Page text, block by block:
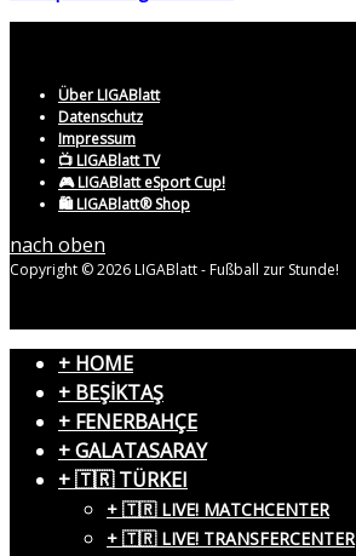
Über LIGABlatt
Datenschutz
Impressum
📺 LIGABlatt TV
🎮 LIGABlatt eSport Cup!
🛍️ LIGABlatt® Shop
nach oben
Copyright © 2026 LIGABlatt - Fußball zur Stunde!
+ HOME
+ BEŞİKTAŞ
+ FENERBAHÇE
+ GALATASARAY
+ 🇹🇷 TÜRKEI
+ 🇹🇷 LIVE! MATCHCENTER
+ 🇹🇷 LIVE! TRANSFERCENTER